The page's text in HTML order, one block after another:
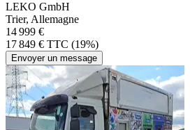
LEKO GmbH
Trier, Allemagne
14 999 €
17 849 € TTC (19%)
Envoyer un message